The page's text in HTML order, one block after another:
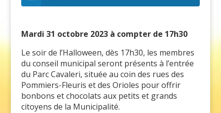
Mardi 31 octobre 2023 à compter de 17h30
Le soir de l’Halloween, dès 17h30, les membres
du conseil municipal seront présents à l’entrée
du Parc Cavaleri, située au coin des rues des
Pommiers-Fleuris et des Orioles pour offrir
bonbons et chocolats aux petits et grands
citoyens de la Municipalité.